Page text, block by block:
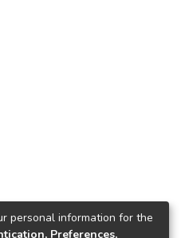
personal information for the
Preferences,